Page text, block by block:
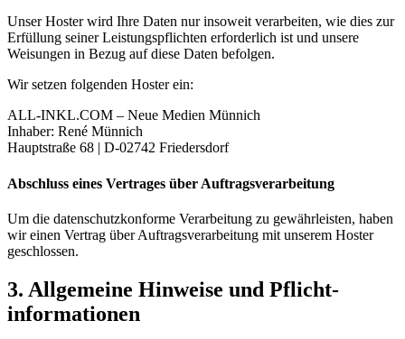
Unser Hoster wird Ihre Daten nur insoweit verarbeiten, wie dies zur
Erfüllung seiner Leistungspflichten erforderlich ist und unsere
Weisungen in Bezug auf diese Daten befolgen.
Wir setzen folgenden Hoster ein:
ALL-INKL.COM – Neue Medien Münnich
Inhaber: René Münnich
Hauptstraße 68 | D-02742 Friedersdorf
Abschluss eines Vertrages über Auftragsverarbeitung
Um die datenschutzkonforme Verarbeitung zu gewährleisten, haben
wir einen Vertrag über Auftragsverarbeitung mit unserem Hoster
geschlossen.
3. Allgemeine Hinweise und Pflicht­
informationen